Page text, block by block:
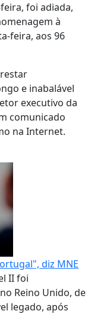
foi adiada,
à
feira, aos 96
e inabalável
executivo da
comunicado
na Internet.
diz MNE
II foi
Reino Unido, de
legado, após